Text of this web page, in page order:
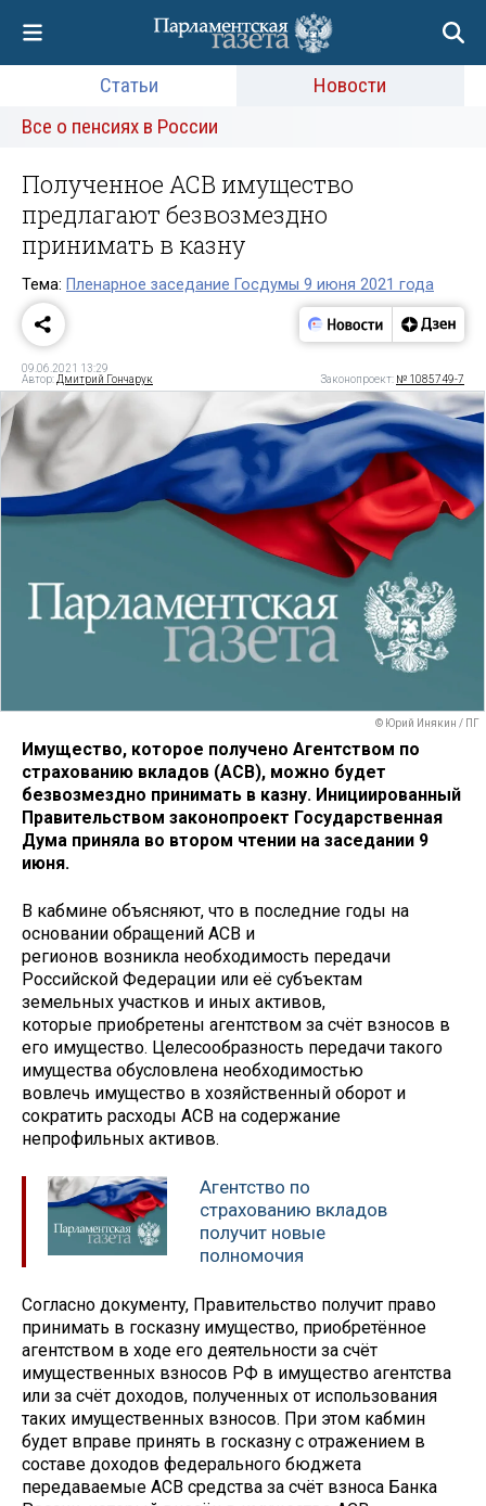
Статьи
Новости
Все о пенсиях в России
Полученное АСВ имущество
предлагают безвозмездно
принимать в казну
Тема: Пленарное заседание Госдумы 9 июня 2021 года
09.06.2021 13:29
Автор: Дмитрий Гончарук Законопроект: № 1085749-7
© Юрий Инякин / ПГ
Имущество, которое получено Агентством по
страхованию вкладов (АСВ), можно будет
безвозмездно принимать в казну. Инициированный
Правительством законопроект Государственная
Дума приняла во втором чтении на заседании 9
июня.
В кабмине объясняют, что в последние годы на
основании обращений АСВ и
регионов возникла необходимость передачи
Российской Федерации или её субъектам
земельных участков и иных активов,
которые приобретены агентством за счёт взносов в
его имущество. Целесообразность передачи такого
имущества обусловлена необходимостью
вовлечь имущество в хозяйственный оборот и
сократить расходы АСВ на содержание
непрофильных активов.
Агентство по
страхованию вкладов
получит новые
полномочия
Согласно документу, Правительство получит право
принимать в госказну имущество, приобретённое
агентством в ходе его деятельности за счёт
имущественных взносов РФ в имущество агентства
или за счёт доходов, полученных от использования
таких имущественных взносов. При этом кабмин
будет вправе принять в госказну с отражением в
составе доходов федерального бюджета
передаваемые АСВ средства за счёт взноса Банка